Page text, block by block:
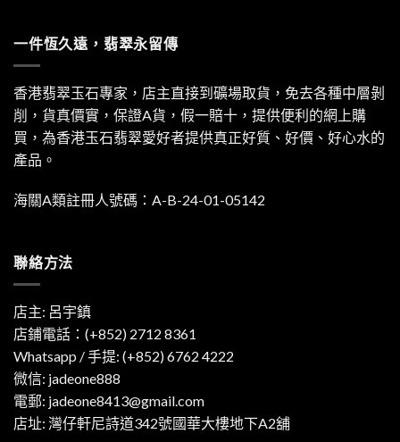
一件恆久遠，翡翠永留傳
香港翡翠玉石專家，店主直接到礦場取貨，免去各種中層剝
削，貨真價實，保證A貨，假一賠十，提供便利的網上購
買，為香港玉石翡翠愛好者提供真正好質、好價、好心水的
產品。
海關A類註冊人號碼：A-B-24-01-05142
聯絡方法
店主: 呂宇鎮
店鋪電話：(+852) 2712 8361
Whatsapp / 手提: (+852) 6762 4222
微信: jadeone888
電郵: jadeone8413@gmail.com
店址: 灣仔軒尼詩道342號國華大樓地下A2舖